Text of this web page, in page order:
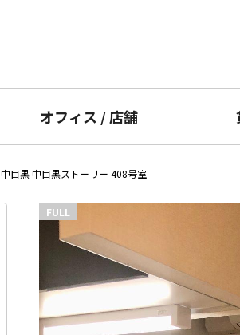
オフィス /店舗
中目黒 中目黒ストーリー 408号室
FULL